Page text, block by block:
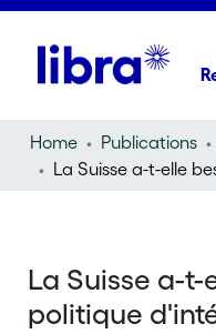
Home Publications
La Suisse a-
politique